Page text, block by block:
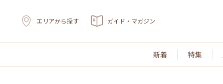
エリアから探す ガイド・マガジン
新着 特集